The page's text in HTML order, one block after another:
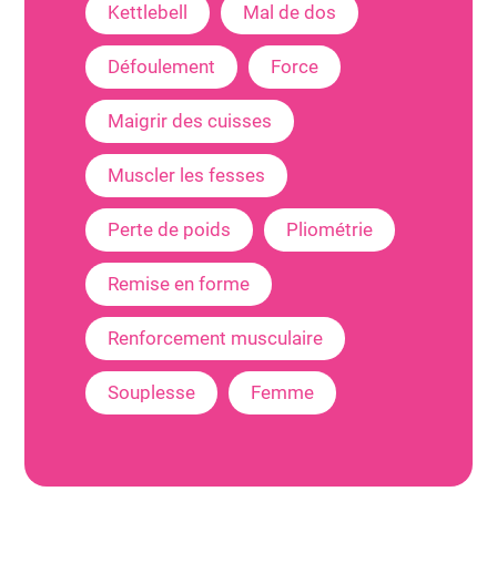
Kettlebell Mal de dos
Défoulement Force
Maigrir des cuisses
Muscler les fesses
Perte de poids Pliométrie
Remise en forme
Renforcement musculaire
Souplesse Femme